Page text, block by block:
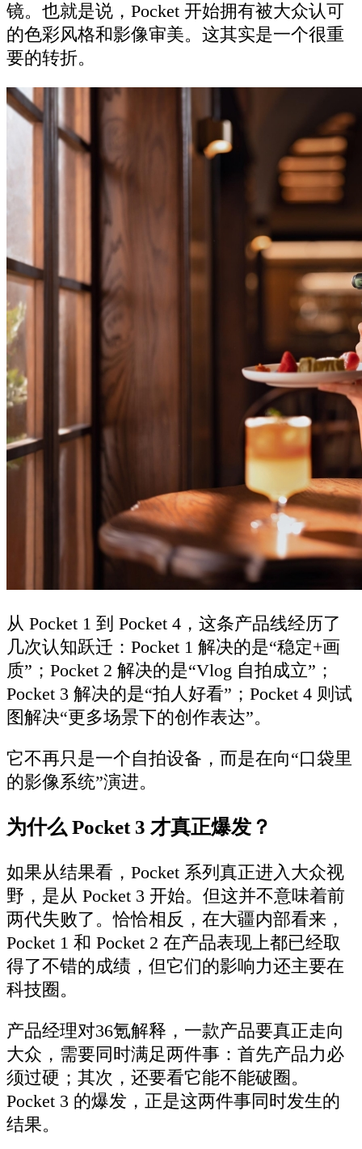
镜。也就是说，Pocket 开始拥有被大众认可
的色彩风格和影像审美。这其实是一个很重
要的转折。
从 Pocket 1 到 Pocket 4，这条产品线经历了
几次认知跃迁：Pocket 1 解决的是“稳定+画
质”；Pocket 2 解决的是“Vlog 自拍成立”；
Pocket 3 解决的是“拍人好看”；Pocket 4 则试
图解决“更多场景下的创作表达”。
它不再只是一个自拍设备，而是在向“口袋里
的影像系统”演进。
为什么 Pocket 3 才真正爆发？
如果从结果看，Pocket 系列真正进入大众视
野，是从 Pocket 3 开始。但这并不意味着前
两代失败了。恰恰相反，在大疆内部看来，
Pocket 1 和 Pocket 2 在产品表现上都已经取
得了不错的成绩，但它们的影响力还主要在
科技圈。
产品经理对36氪解释，一款产品要真正走向
大众，需要同时满足两件事：首先产品力必
须过硬；其次，还要看它能不能破圈。
Pocket 3 的爆发，正是这两件事同时发生的
结果。